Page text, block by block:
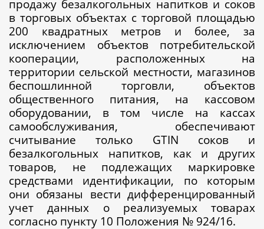
продажу безалкогольных напитков и соков
в торговых объектах с торговой площадью
200 квадратных метров и более, за
исключением объектов потребительской
кооперации, расположенных на
территории сельской местности, магазинов
беспошлинной торговли, объектов
общественного питания, на кассовом
оборудовании, в том числе на кассах
самообслуживания, обеспечивают
считывание только GTIN соков и
безалкогольных напитков, как и других
товаров, не подлежащих маркировке
средствами идентификации, по которым
они обязаны вести дифференцированный
учет данных о реализуемых товарах
согласно пункту 10 Положения № 924/16.